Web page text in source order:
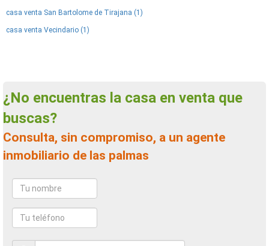
casa venta San Bartolome de Tirajana (1)
casa venta Vecindario (1)
¿No encuentras la casa en venta que
buscas?
Consulta, sin compromiso, a un agente
inmobiliario de las palmas